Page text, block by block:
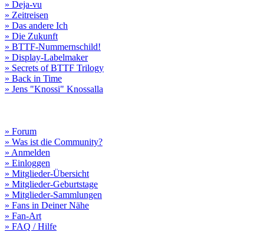
» Deja-vu
» Zeitreisen
» Das andere Ich
» Die Zukunft
» BTTF-Nummernschild!
» Display-Labelmaker
» Secrets of BTTF Trilogy
» Back in Time
» Jens "Knossi" Knossalla
» Forum
» Was ist die Community?
» Anmelden
» Einloggen
» Mitglieder-Übersicht
» Mitglieder-Geburtstage
» Mitglieder-Sammlungen
» Fans in Deiner Nähe
» Fan-Art
» FAQ / Hilfe